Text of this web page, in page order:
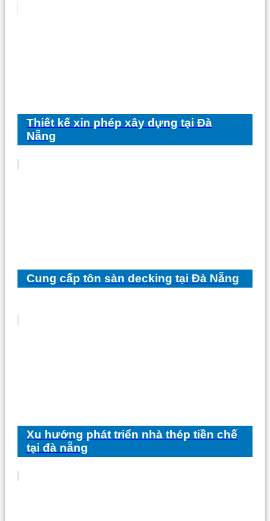
Thiết kế xin phép xây dựng tại Đà
Nẵng
Cung cấp tôn sàn decking tại Đà Nẵng
Xu hướng phát triển nhà thép tiền chế
tại đà nẵng